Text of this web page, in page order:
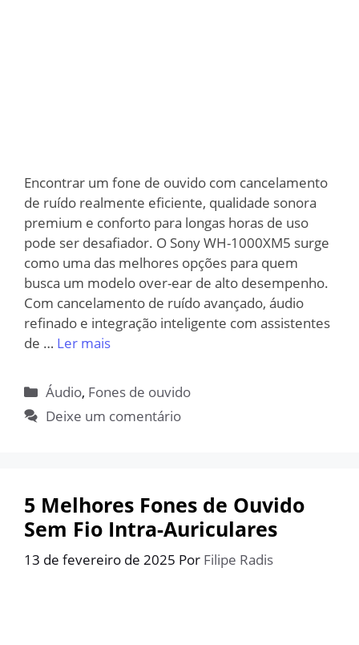
Encontrar um fone de ouvido com cancelamento
de ruído realmente eficiente, qualidade sonora
premium e conforto para longas horas de uso
pode ser desafiador. O Sony WH-1000XM5 surge
como uma das melhores opções para quem
busca um modelo over-ear de alto desempenho.
Com cancelamento de ruído avançado, áudio
refinado e integração inteligente com assistentes
de … Ler mais
Categorias
Áudio, Fones de ouvido
Deixe um comentário
5 Melhores Fones de Ouvido
Sem Fio Intra-Auriculares
13 de fevereiro de 2025 Por Filipe Radis